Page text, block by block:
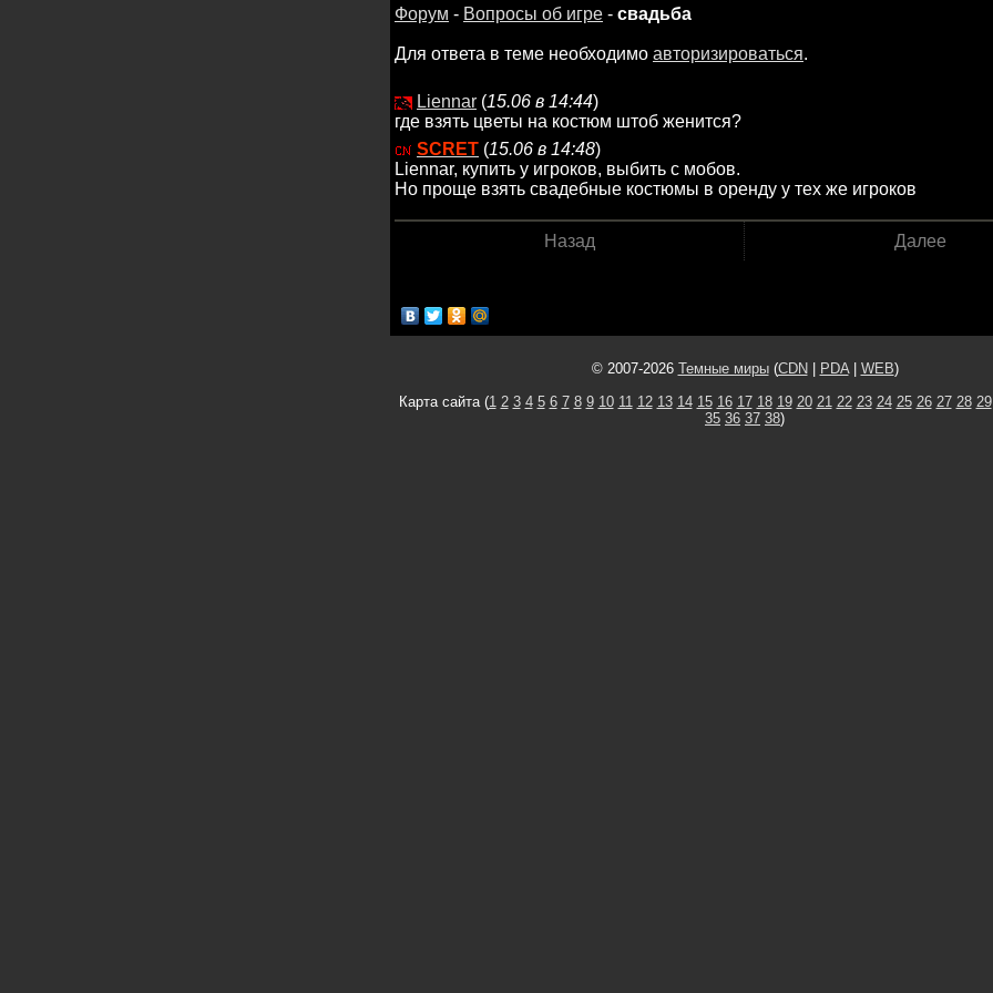
Форум - Вопросы об игре - свадьба
Для ответа в теме необходимо авторизироваться.
Liennar (15.06 в 14:44)
где взять цветы на костюм штоб женится?
SCRET (15.06 в 14:48)
Liennar, купить у игроков, выбить с мобов.
Но проще взять свадебные костюмы в оренду у тех же игроков
Назад Далее
© 2007-2026 Темные миры(CDN PDA| WEB)
Карта сайта (1 2 3 4 5 6 7 8 9 10 11 12 13 14 15 16 17 18 19 20 21 22 23 24 25 26 27 28 29
35 36 37 38)